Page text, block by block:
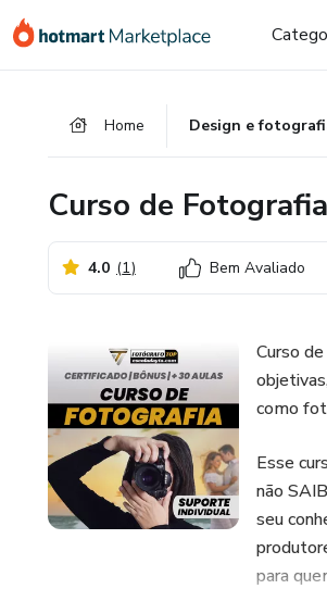
para
para
para
Home Design e
Curso de
4.0 (1) Bem Avaliado
Curso
como
Esse
não
seu
para